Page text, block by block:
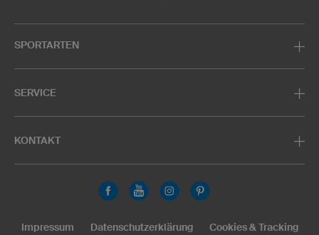
SPORTARTEN
SERVICE
KONTAKT
Impressum Datenschutzerklärung Cookies & Tracking